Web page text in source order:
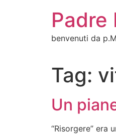
Padre
benvenuti da
Tag:
Un
“Risorgere” era